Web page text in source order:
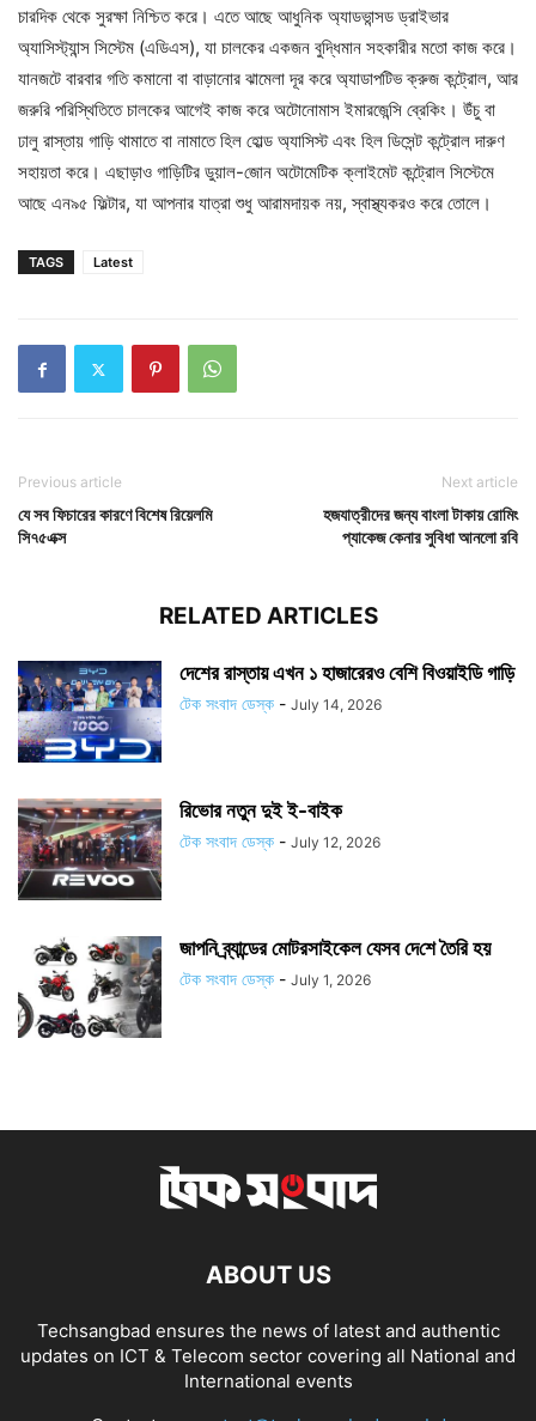
চারদিক থেকে সুরক্ষা নিশ্চিত করে। এতে আছে আধুনিক অ্যাডভান্সড ড্রাইভার
অ্যাসিস্ট্যান্স সিস্টেম (এডিএস), যা চালকের একজন বুদ্ধিমান সহকারীর মতো কাজ করে।
যানজটে বারবার গতি কমানো বা বাড়ানোর ঝামেলা দূর করে অ্যাডাপটিভ ক্রুজ কন্ট্রোল, আর
জরুরি পরিস্থিতিতে চালকের আগেই কাজ করে অটোনোমাস ইমারজেন্সি ব্রেকিং। উঁচু বা
ঢালু রাস্তায় গাড়ি থামাতে বা নামাতে হিল হোল্ড অ্যাসিস্ট এবং হিল ডিসেন্ট কন্ট্রোল দারুণ
সহায়তা করে। এছাড়াও গাড়িটির ডুয়াল-জোন অটোমেটিক ক্লাইমেট কন্ট্রোল সিস্টেমে
আছে এন৯৫ ফিল্টার, যা আপনার যাত্রা শুধু আরামদায়ক নয়, স্বাস্থ্যকরও করে তোলে।
TAGS Latest
Previous article
যে সব ফিচারের কারণে বিশেষ রিয়েলমি
সি৭৫এক্স
Next article
হজযাত্রীদের জন্য বাংলা টাকায় রোমিং
প্যাকেজ কেনার সুবিধা আনলো রবি
RELATED ARTICLES
দেশের রাস্তায় এখন ১ হাজারেরও বেশি বিওয়াইডি গাড়ি
টেক সংবাদ ডেস্ক - July 14, 2026
রিভোর নতুন দুই ই-বাইক
টেক সংবাদ ডেস্ক - July 12, 2026
জাপ‌নি ব্র্যান্ডের মোটরসাইকেল যেসব দে‌শে তৈ‌রি হয়
টেক সংবাদ ডেস্ক - July 1, 2026
ABOUT US
Techsangbad ensures the news of latest and authentic
updates on ICT & Telecom sector covering all National and
International events